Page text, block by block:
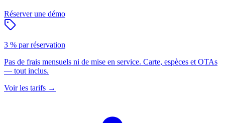
Réserver une démo
3 % par réservation
Pas de frais mensuels ni de mise en service. Carte, espèces et OTAs
— tout inclus.
Voir les tarifs →